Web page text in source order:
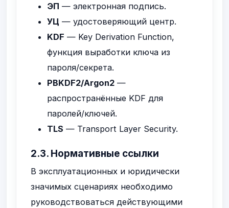
ЭП — электронная подпись.
УЦ — удостоверяющий центр.
KDF — Key Derivation Function,
функция выработки ключа из
пароля/секрета.
PBKDF2/Argon2 —
распространённые KDF для
паролей/ключей.
TLS — Transport Layer Security.
2.3. Нормативные ссылки
В эксплуатационных и юридически
значимых сценариях необходимо
руководствоваться действующими